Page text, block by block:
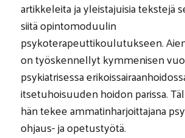
artikkeleita ja yleistajuisia tekstejä
siitä opintomoduulin
psykoterapeuttikoulutukseen.
on työskennellyt kymmenisen
psykiatrisessa
itsetuhoisuuden hoidon parissa.
hän tekee ammatinharjoittajana
ohjaus- ja opetustyötä.